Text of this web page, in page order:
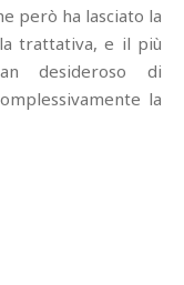
però ha lasciato la
trattativa, e il più
desideroso di
la